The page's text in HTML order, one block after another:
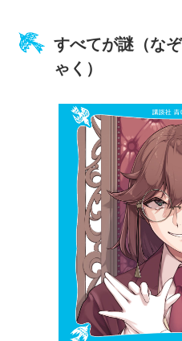
すべてが謎（な
ゃく）